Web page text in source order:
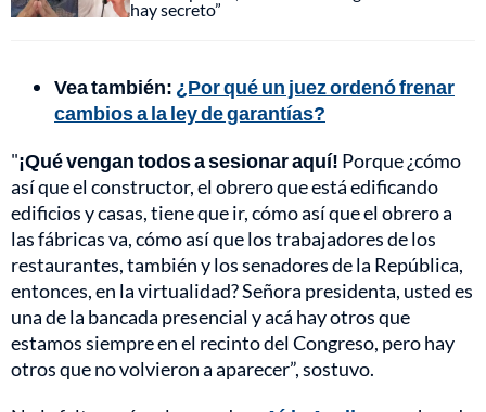
hay secreto”
Vea también: ¿Por qué un juez ordenó frenar
cambios a la ley de garantías?
"¡Qué vengan todos a sesionar aquí! Porque ¿cómo
así que el constructor, el obrero que está edificando
edificios y casas, tiene que ir, cómo así que el obrero a
las fábricas va, cómo así que los trabajadores de los
restaurantes, también y los senadores de la República,
entonces, en la virtualidad? Señora presidenta, usted es
una de la bancada presencial y acá hay otros que
estamos siempre en el recinto del Congreso, pero hay
otros que no volvieron a aparecer”, sostuvo.